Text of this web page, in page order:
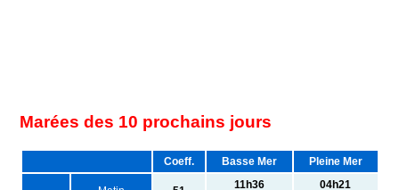
Marées des 10 prochains jours
Coeff. Basse Mer Pleine Mer
11h36
04h21